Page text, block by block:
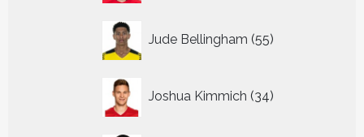
Jude Bellingham 55
producten
Joshua Kimmich 34
producten